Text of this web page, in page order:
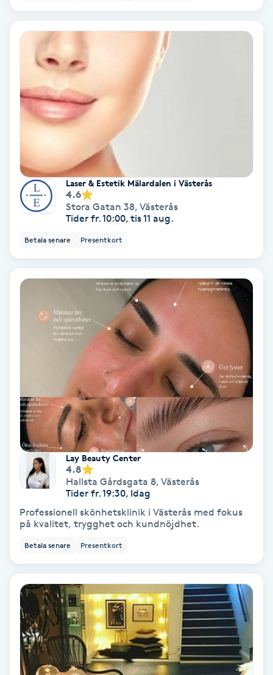
Klangmassage
Klippning
Klippning & Slingor
Klippning ungdom
Kosmetisk tatuering
Kostrådgivning
Kroppspeeling
Käkledsbehandling
Laserbehandling
Lashlift Keratin
LED-ljusterapi
Liktornar
LPG
LPG-massage
Luggklippning
Laser & Estetik Mälardalen i Västerås
4.6
Stora Gatan 38, Västerås
Tider fr. 10:00, tis 11 aug.
Betala senare Presentkort
Lay Beauty Center
4.8
Hallsta Gårdsgata 8, Västerås
Tider fr. 19:30, Idag
Professionell skönhetsklinik i Västerås med fokus
på kvalitet, trygghet och kundnöjdhet.
Betala senare Presentkort